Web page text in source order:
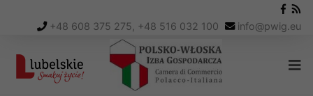
+48 608 375 275, +48 516 032 100 info@pwig.eu